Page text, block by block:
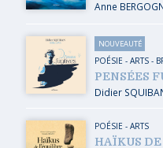
Anne
NOUVEAUTÉ
POÉSIE - ARTS-
PENSÉES
Didier
POÉSIE - ARTS
HAÏKUS